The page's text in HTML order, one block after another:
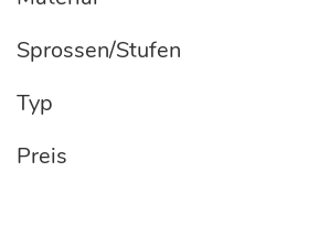
Sprossen/Stufen
Typ
Preis